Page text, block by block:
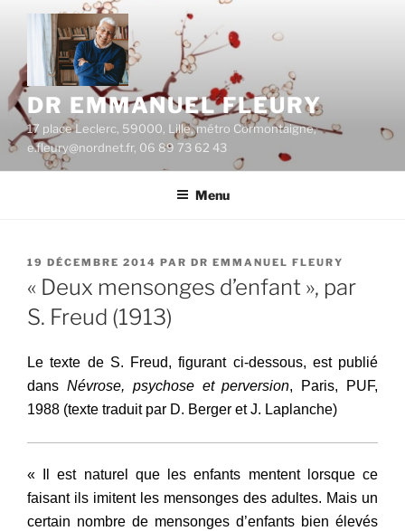
Aller
contenu
principal
DR EMMANUEL FLEURY
17 place Leclerc, 59000, Lille, métro Cormontaigne,
e.fleury@nordnet.fr, 06 89 73 62 43
Menu
PUBLIÉ
19 DÉCEMBRE 2014 PAR DR EMMANUEL FLEURY
« Deux mensonges d’enfant », par
S. Freud (1913)
Le texte de S. Freud, figurant ci-dessous, est publié
dans Névrose, psychose et perversion, Paris, PUF,
1988 (texte traduit par D. Berger et J. Laplanche)
« Ilest naturel que les enfants mentent lorsque ce
faisant ils imitent les mensonges des adultes. Mais un
certain nombre de mensonges d’enfants bien élevés